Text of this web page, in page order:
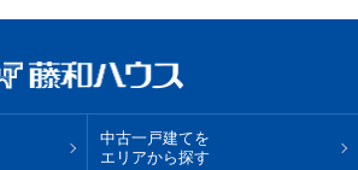
中古一戸建てを
エリアから探す